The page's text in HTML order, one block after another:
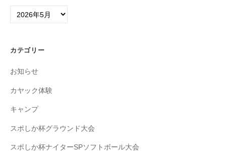
ア
ブ
カテゴリー
お知らせ
カヤック体験
キャンプ
スポしか杯グラウンド大会
スポしか杯ナイターSPソフトボール大会